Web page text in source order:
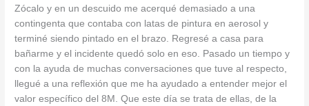
Zócalo y en un descuido me acerqué demasiado a una
contingenta que contaba con latas de pintura en aerosol y
terminé siendo pintado en el brazo. Regresé a casa para
bañarme y el incidente quedó solo en eso. Pasado un tiempo y
con la ayuda de muchas conversaciones que tuve al respecto,
llegué a una reflexión que me ha ayudado a entender mejor el
valor específico del 8M. Que este día se trata de ellas, de la